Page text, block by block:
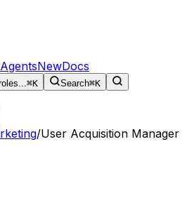
AgentsNewDocs
⌘K Search⌘K
/User Acquisition Manager